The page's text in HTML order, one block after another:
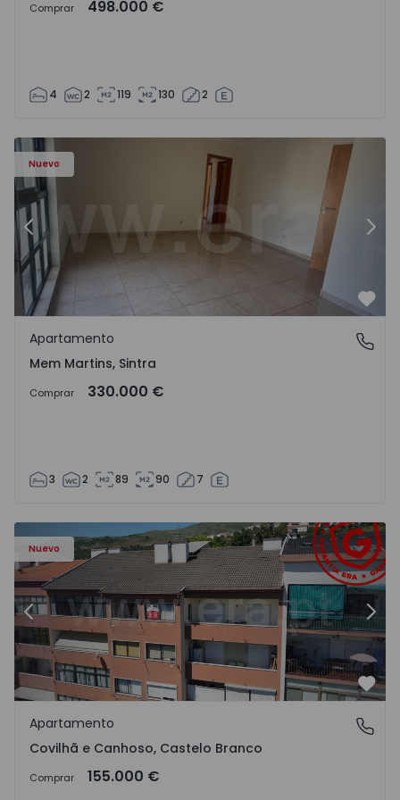
Comprar 498.000 €
4 2 119 130 2
Nuevo
- 15
Apartamento T3 Sintra, Algueirão-Mem Martins -
Anterior
Mem Martins, Sintra
Apartamento
Mem Martins, Sintra
Comprar 330.000 €
3 2 89 90 7
Nuevo
- 18
Apartamento T2 Covilhã, Covilhã e Canhoso - 1497806 -
Anterior
Covilhã e Canhoso, Castelo Branco
Apartamento
Covilhã e Canhoso, Castelo Branco
Comprar 155.000 €